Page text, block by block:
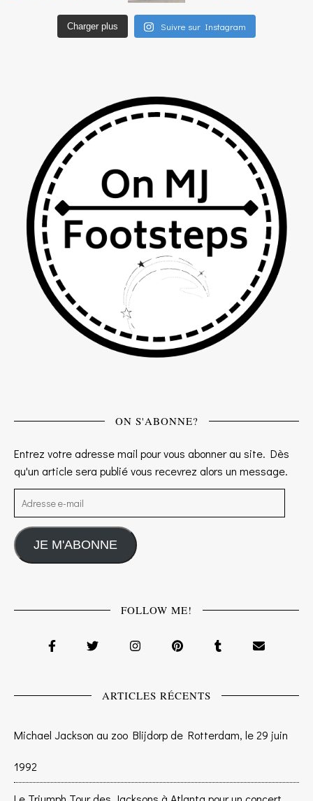
Charger plus Suivre sur Instagram
ON S'ABONNE?
Entrez votre adresse mail pour vous abonner au site. Dès
qu'un article sera publié vous recevrez alors un message.
Adresse e-mail
JE M'ABONNE
FOLLOW ME!
ARTICLES RÉCENTS
Michael Jackson au zoo Blijdorp de Rotterdam, le 29 juin
1992